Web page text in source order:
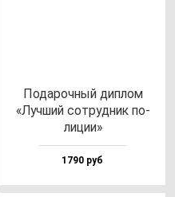
Пода­роч­ный дип­лом
«Луч­ший сот­руд­ник по­
ли­ции»
1790 руб